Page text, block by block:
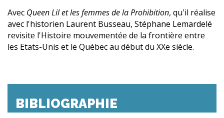
Avec Queen Lil et les femmes de la Prohibition, qu'il réalise
avec l'historien Laurent Busseau, Stéphane Lemardelé
revisite l'Histoire mouvementée de la frontière entre
les Etats-Unis et le Québec au début du XXe siècle.
BIBLIOGRAPHIE